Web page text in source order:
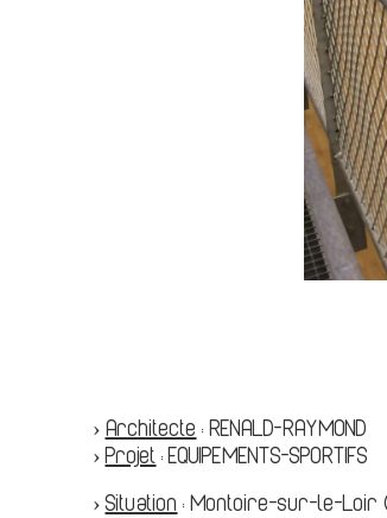
› Architecte : RENALD-RAYMOND
› Projet : EQUIPEMENTS-SPORTIFS
›Situation : Montoire-sur-le-Loir